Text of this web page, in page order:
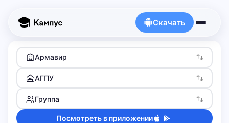
Скачать
Армавир
АГПУ
Группа
Посмотреть в приложении